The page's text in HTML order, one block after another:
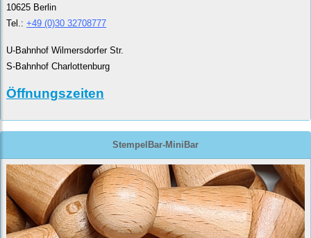
10625 Berlin
Tel.: +49 (0)30 32708777
U-Bahnhof Wilmersdorfer Str.
S-Bahnhof Charlottenburg
Öffnungszeiten
StempelBar-MiniBar